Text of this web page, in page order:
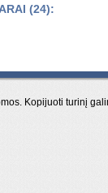
(24):
Kopijuoti turinį